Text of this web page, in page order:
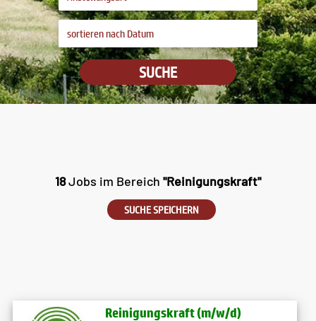
SUCHE
18Jobs im Bereich "Reinigungskraft"
SUCHE SPEICHERN
Reinigungskraft (m​/w​/d)